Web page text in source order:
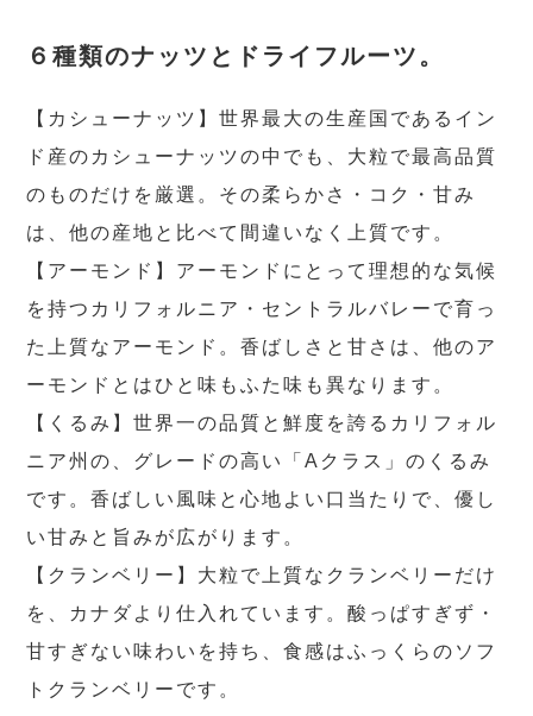
６種類のナッツとドライフルーツ。
【カシューナッツ】世界最大の生産国であるイン
ド産のカシューナッツの中でも、大粒で最高品質
のものだけを厳選。その柔らかさ・コク・甘み
は、他の産地と比べて間違いなく上質です。
【アーモンド】アーモンドにとって理想的な気候
を持つカリフォルニア・セントラルバレーで育っ
た上質なアーモンド。香ばしさと甘さは、他のア
ーモンドとはひと味もふた味も異なります。
【くるみ】世界一の品質と鮮度を誇るカリフォル
ニア州の、グレードの高い「Aクラス」のくるみ
です。香ばしい風味と心地よい口当たりで、優し
い甘みと旨みが広がります。
【クランベリー】大粒で上質なクランベリーだけ
を、カナダより仕入れています。酸っぱすぎず・
甘すぎない味わいを持ち、食感はふっくらのソフ
トクランベリーです。